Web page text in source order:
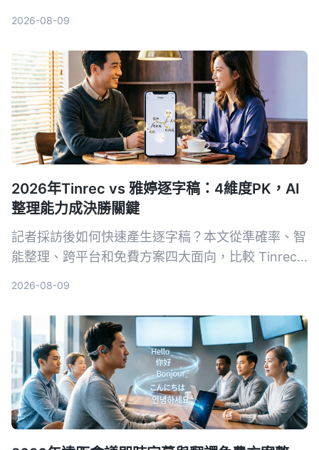
2026-08-09
2026年Tinrec vs 雅婷逐字稿：4維度PK，AI
整理能力成決勝關鍵
記者採訪後如何快速產生逐字稿？本文從準確率、智
能整理、跨平台和免費方案四大面向，比較 Tinrec
2026-08-09